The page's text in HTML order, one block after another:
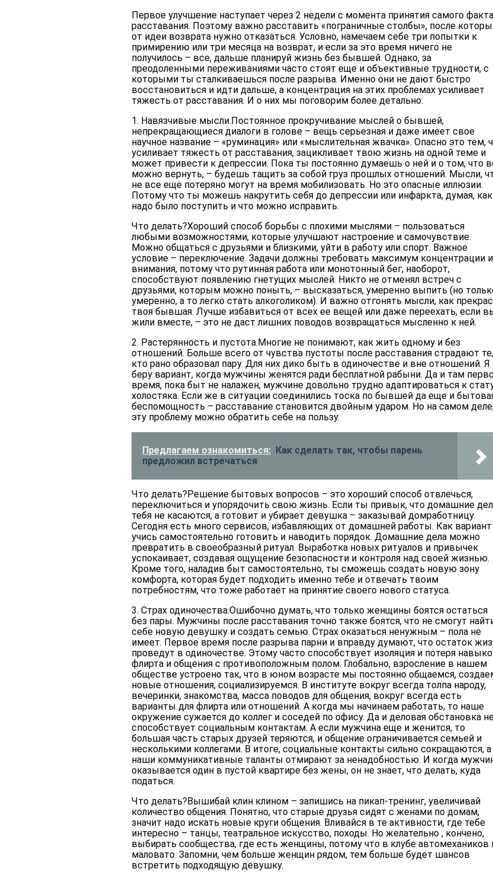
Первое улучшение наступает через 2 недели с момента принятия самого факта
расставания. Поэтому важно расставить «пограничные столбы», после
от идеи возврата нужно отказаться. Условно, намечаем себе три попытки к
примирению или три месяца на возврат, и если за это время ничего не
получилось – все, дальше планируй жизнь без бывшей. Однако, за
преодоленными переживаниями часто стоят еще и объективные трудности, с
которыми ты сталкиваешься после разрыва. Именно они не дают быстро
восстановиться и идти дальше, а концентрация на этих проблемах усиливает
тяжесть от расставания. И о них мы поговорим более детально:
1. Навязчивые мысли.Постоянное прокручивание мыслей о бывшей,
непрекращающиеся диалоги в голове – вещь серьезная и даже имеет свое
научное название – «руминация» или «мыслительная жвачка». Опасно это тем,
усиливает тяжесть от расставания, зацикливает твою жизнь на одной теме и
может привести к депрессии. Пока ты постоянно думаешь о ней и о том, что
можно вернуть, – будешь тащить за собой груз прошлых отношений. Мысли,
не все еще потеряно могут на время мобилизовать. Но это опасные иллюзии.
Потому что ты можешь накрутить себя до депрессии или инфаркта, думая, как
надо было поступить и что можно исправить.
Что делать?Хороший способ борьбы с плохими мыслями – пользоваться
любыми возможностями, которые улучшают настроение и самочувствие.
Можно общаться с друзьями и близкими, уйти в работу или спорт. Важное
условие – переключение. Задачи должны требовать максимум концентрации и
внимания, потому что рутинная работа или монотонный бег, наоборот,
способствуют появлению гнетущих мыслей. Никто не отменял встреч с
друзьями, которым можно поныть, – высказаться, умеренно выпить (но
умеренно, а то легко стать алкоголиком). И важно отгонять мысли, как
твоя бывшая. Лучше избавиться от всех ее вещей или даже переехать, если
жили вместе, – это не даст лишних поводов возвращаться мысленно к ней.
2. Растерянность и пустота.Многие не понимают, как жить одному и без
отношений. Больше всего от чувства пустоты после расставания страдают те,
кто рано образовал пару. Для них дико быть в одиночестве и вне отношений. Я
беру вариант, когда мужчины женятся ради бесплатной рабыни. Да и там
время, пока быт не налажен, мужчине довольно трудно адаптироваться к
холостяка. Если же в ситуации соединились тоска по бывшей да еще и
беспомощность – расставание становится двойным ударом. Но на самом
эту проблему можно обратить себе на пользу.
Предлагаем ознакомиться: Как сделать так, чтобы парень
предложил встречаться
Что делать?Решение бытовых вопросов – это хороший способ отвлечься,
переключиться и упорядочить свою жизнь. Если ты привык, что домашние
тебя не касаются, а готовит и убирает девушка – заказывай домработницу.
Сегодня есть много сервисов, избавляющих от домашней работы. Как
учись самостоятельно готовить и наводить порядок. Домашние дела можно
превратить в своеобразный ритуал. Выработка новых ритуалов и привычек
успокаивает, создавая ощущение безопасности и контроля над своей жизнью.
Кроме того, наладив быт самостоятельно, ты сможешь создать новую зону
комфорта, которая будет подходить именно тебе и отвечать твоим
потребностям, что тоже работает на принятие своего нового статуса.
3. Страх одиночества.Ошибочно думать, что только женщины боятся остаться
без пары. Мужчины после расставания точно также боятся, что не смогут
себе новую девушку и создать семью. Страх оказаться ненужным – пола не
имеет. Первое время после разрыва парни и вправду думают, что остаток
проведут в одиночестве. Этому часто способствует изоляция и потеря
флирта и общения с противоположным полом. Глобально, взросление в нашем
обществе устроено так, что в юном возрасте мы постоянно общаемся,
новые отношения, социализируемся. В институте вокруг всегда толпа народу,
вечеринки, знакомства, масса поводов для общения, вокруг всегда есть
варианты для флирта или отношений. А когда мы начинаем работать, то наше
окружение сужается до коллег и соседей по офису. Да и деловая обстановка
способствует социальным контактам. А если мужчина еще и женится, то
большая часть старых друзей теряются, и общение ограничивается семьей и
несколькими коллегами. В итоге, социальные контакты сильно сокращаются, а
наши коммуникативные таланты отмирают за ненадобностью. И когда
оказывается один в пустой квартире без жены, он не знает, что делать, куда
податься.
Что делать?Вышибай клин клином – запишись на пикап-тренинг, увеличивай
количество общения. Понятно, что старые друзья сидят с женами по домам,
значит надо искать новые круги общения. Вливайся в те активности, где тебе
интересно – танцы, театральное искусство, походы. Но желательно , кончено,
выбирать сообщества, где есть женщины, потому что в клубе автомехаников
маловато. Запомни, чем больше женщин рядом, тем больше будет шансов
встретить подходящую девушку.